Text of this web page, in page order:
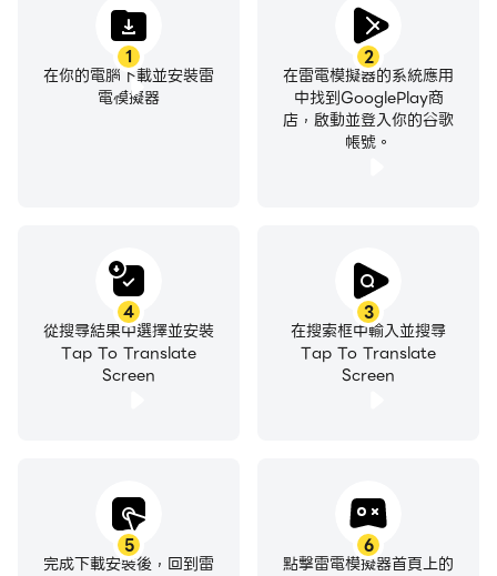
+ Scan and translate text
+ Translate with voice, camera, image
* In chat mode, app use Accessibility Service to be
able to autofill EditText after translation
1
在你的電腦下載並安裝雷
電模擬器
2
在雷電模擬器的系統應用
中找到GooglePlay商
店，啟動並登入你的谷歌
帳號。
3
在搜索框中輸入並搜尋
Tap To Translate
Screen
4
從搜尋結果中選擇並安裝
Tap To Translate
Screen
5
完成下載安裝後，回到雷
6
點擊雷電模擬器首頁上的